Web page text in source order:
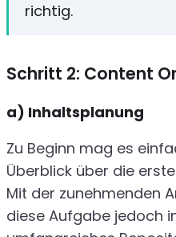
richtig.
Schritt 2: Content
a) Inhaltsplanung
Zu Beginn mag es
Überblick über die
Mit der zunehmenden
diese Aufgabe jedoch